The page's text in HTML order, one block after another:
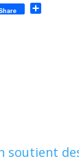
soutient